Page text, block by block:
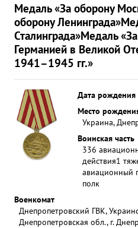
Медаль «За оборону
оборону Ленинграда»
Сталинграда»Медаль
Германией в Великой
1941–1945 гг.»
Дата рождения
Место
Украина,
Воинская часть
336
действия1
авиационный
полк
Военкомат
Днепропетровский ГВК,
Днепропетровская обл., г.